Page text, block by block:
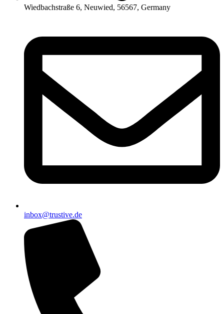
Wiedbachstraße 6, Neuwied, 56567, Germany
inbox@trustive.de